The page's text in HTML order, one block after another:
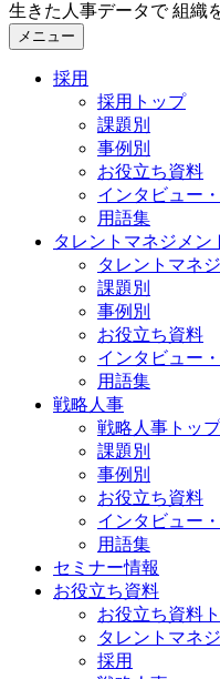
生きた人事データで 組織
メニュー
採用
採用トップ
課題別
事例別
お役立ち資料
インタビュー
用語集
タレントマネジメン
タレントマネ
課題別
事例別
お役立ち資料
インタビュー
用語集
戦略人事
戦略人事トップ
課題別
事例別
お役立ち資料
インタビュー
用語集
セミナー情報
お役立ち資料
お役立ち資料
タレントマネ
採用